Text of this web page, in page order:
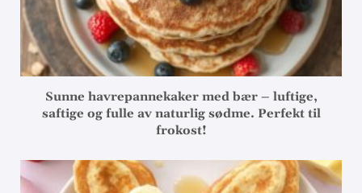
Sunne havrepannekaker med bær – luftige,
saftige og fulle av naturlig sødme. Perfekt til
frokost!